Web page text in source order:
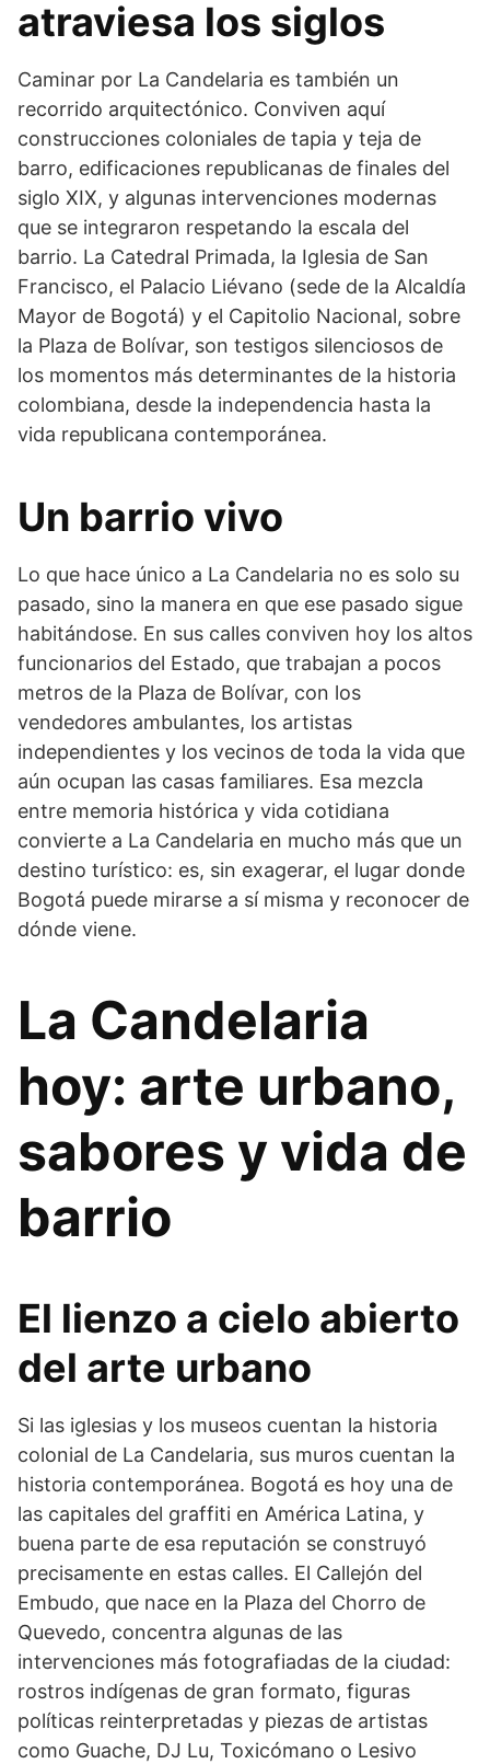
atraviesa los siglos
Caminar por La Candelaria es también un
recorrido arquitectónico. Conviven aquí
construcciones coloniales de tapia y teja de
barro, edificaciones republicanas de finales del
siglo XIX, y algunas intervenciones modernas
que se integraron respetando la escala del
barrio. La Catedral Primada, la Iglesia de San
Francisco, el Palacio Liévano (sede de la Alcaldía
Mayor de Bogotá) y el Capitolio Nacional, sobre
la Plaza de Bolívar, son testigos silenciosos de
los momentos más determinantes de la historia
colombiana, desde la independencia hasta la
vida republicana contemporánea.
Un barrio vivo
Lo que hace único a La Candelaria no es solo su
pasado, sino la manera en que ese pasado sigue
habitándose. En sus calles conviven hoy los altos
funcionarios del Estado, que trabajan a pocos
metros de la Plaza de Bolívar, con los
vendedores ambulantes, los artistas
independientes y los vecinos de toda la vida que
aún ocupan las casas familiares. Esa mezcla
entre memoria histórica y vida cotidiana
convierte a La Candelaria en mucho más que un
destino turístico: es, sin exagerar, el lugar donde
Bogotá puede mirarse a sí misma y reconocer de
dónde viene.
La Candelaria
hoy: arte urbano,
sabores y vida de
barrio
El lienzo a cielo abierto
del arte urbano
Si las iglesias y los museos cuentan la historia
colonial de La Candelaria, sus muros cuentan la
historia contemporánea. Bogotá es hoy una de
las capitales del graffiti en América Latina, y
buena parte de esa reputación se construyó
precisamente en estas calles. El Callejón del
Embudo, que nace en la Plaza del Chorro de
Quevedo, concentra algunas de las
intervenciones más fotografiadas de la ciudad:
rostros indígenas de gran formato, figuras
políticas reinterpretadas y piezas de artistas
como Guache, DJ Lu, Toxicómano o Lesivo